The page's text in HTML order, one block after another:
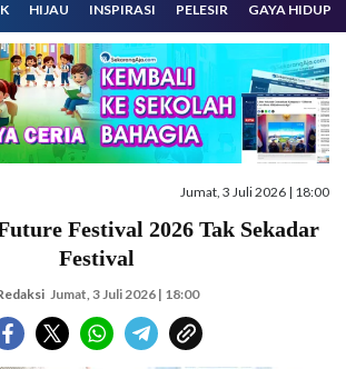
HIJAU INSPIRASI PELESIR GAYA HIDUP
Jumat, 3 Juli 2026 | 18:00
Festival 2026 Tak Sekadar
Festival
Jumat, 3 Juli 2026 | 18:00